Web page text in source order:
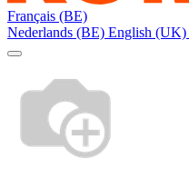
Français (BE)
Nederlands (BE) English (UK)